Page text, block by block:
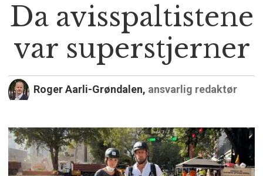
Da avisspaltistene
var superstjerner
Roger Aarli-Grøndalen, ansvarlig redaktør